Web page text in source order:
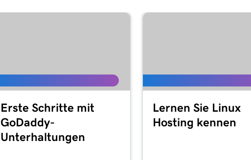
Erste Schritte mit
GoDaddy-
Unterhaltungen
Lernen Sie Linux
Hosting kennen